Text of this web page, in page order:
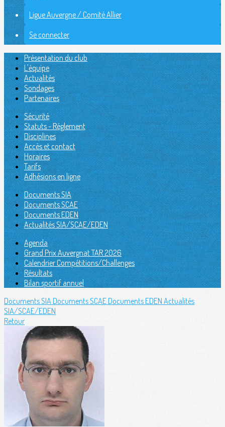
Ligue Auvergne / Comité Allier
Se connecter
Présentation du club
L'équipe
Actualités
Sondages
Partenaires
Sécurité
Statuts - Réglement
Disciplines
Accès et contact
Horaires
Tarifs
Adhésions en ligne
Documents SIA
Documents SCAE
Documents EDEN
Actualités SIA/SCAE/EDEN
Agenda
Grand Prix Auvergnat TAR 2026
Calendrier Compétitions/Challenges
Résultats
Bilan sportif annuel
Documents SIA Documents SCAEDocuments EDEN Actualités
SIA/SCAE/EDEN
Retour